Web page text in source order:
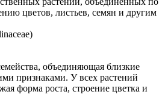
цветов, листьев, семян и другим
объединяющая близкие
признаками. У всех растений
форма роста, строение цветка и